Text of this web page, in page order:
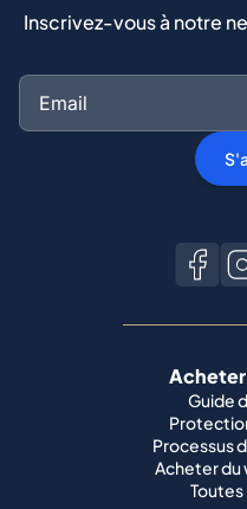
Guide
Acheter du
Vendre
Guide
Guide